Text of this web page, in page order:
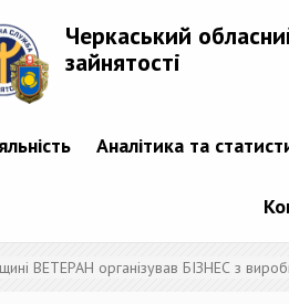
Черкаський
зайнятості
Аналітика та
ВЕТЕРАН організував БІЗНЕС з